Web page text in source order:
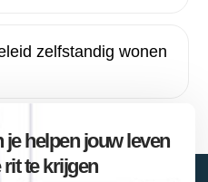
zelfstandig wonen
helpen jouw leven
te krijgen